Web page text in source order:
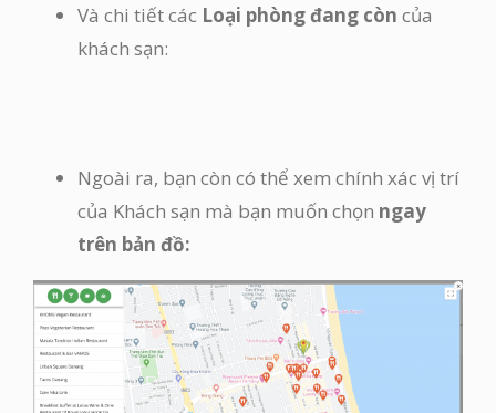
Và chi tiết các Loại phòng đang còn của
khách sạn:
Ngoài ra, bạn còn có thể xem chính xác vị trí
của Khách sạn mà bạn muốn chọn ngay
trên bản đồ: